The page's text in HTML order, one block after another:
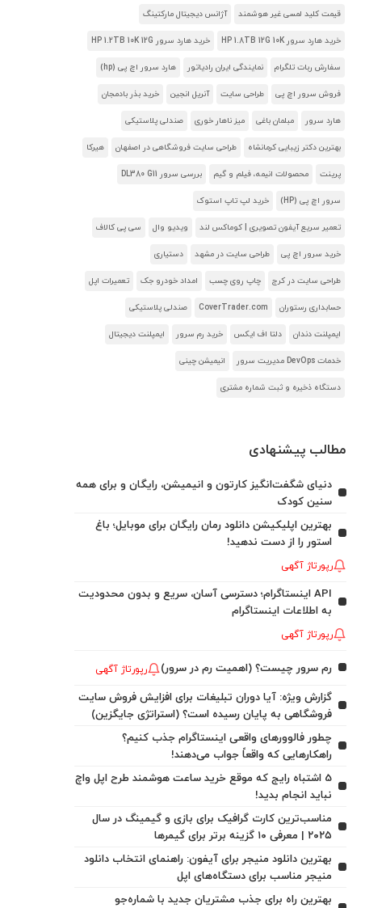
قیمت کلید لمسی غیر هوشمند آژانس دیجیتال مارکتینگ
خرید هارد سرور HP 1.8TB 12G 10K خرید هارد سرور HP 1.2TB 10K 12G
سفارش ربات تلگرام نمایندگی ایران رادیاتور هارد سرور اچ پی (hp)
فروش سرور اچ پی طراحی سایت آنریل انجین خرید بذر بادمجان
هارد سرور مبلمان باغی میز ناهار خوری صندلی پلاستیکی
بهترین دکتر زیبایی کرمانشاه طراحی سایت فروشگاهی در اصفهان هیرکا
پرینت محصولات انیمه، فیلم و گیم بررسی سرور DL380 G11
سرور اچ پی (HP) خرید لپ تاپ استوک
تعمیر سریع آیفون تصویری | کوماکس لند ویدیو وال سی پی کالاف
خرید سرور اچ پی طراحی سایت در مشهد دستیاری
طراحی سایت در کرج چاپ روی چسب امداد خودرو جک تعمیرات اپل
حسابداری رستوران CoverTrader.com صندلی پلاستیکی
ایمپلنت دندان دلتا اف ایکس خرید رم سرور ایمپلنت دیجیتال
خدمات DevOps مدیریت سرور انیمیشن چینی
دستگاه ذخیره و ثبت شماره مشتری
مطالب پیشنهادی
دنیای شگفت‌انگیز کارتون و انیمیشن، رایگان و برای همه
سنین کودک
بهترین اپلیکیشن دانلود رمان رایگان برای موبایل؛ باغ
استور را از دست ندهید!
رپورتاژ آگهی
API اینستاگرام؛ دسترسی آسان، سریع و بدون محدودیت
به اطلاعات اینستاگرام
رپورتاژ آگهی
رم سرور چیست؟ (اهمیت رم در سرور) رپورتاژ آگهی
گزارش ویژه: آیا دوران تبلیغات برای افزایش فروش سایت
فروشگاهی به پایان رسیده است؟ (استراتژی جایگزین)
چطور فالوورهای واقعی اینستاگرام جذب کنیم؟
راهکارهایی که واقعاً جواب می‌دهند!
5 اشتباه رایج که موقع خرید ساعت هوشمند طرح اپل واچ
نباید انجام بدید!
مناسب‌ترین کارت گرافیک برای بازی و گیمینگ در سال
۲۰۲۵ | معرفی ۱۰ گزینه برتر برای گیمرها
بهترین دانلود منیجر برای آیفون: راهنمای انتخاب دانلود
منیجر مناسب برای دستگاه‌های اپل
بهترین راه برای جذب مشتریان جدید با شماره‌جو